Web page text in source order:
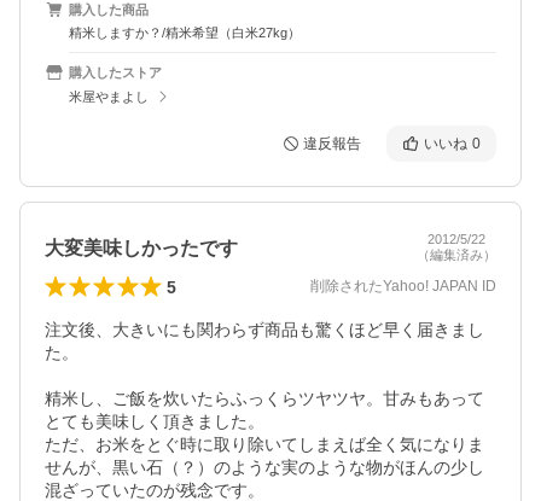
購入した商品
精米しますか？/精米希望（白米27kg）
購入したストア
米屋やまよし
違反報告 いいね 0
大変美味しかったです
2012/5/22
（編集済み）
5 削除されたYahoo! JAPAN ID
注文後、大きいにも関わらず商品も驚くほど早く届きまし
た。
精米し、ご飯を炊いたらふっくらツヤツヤ。甘みもあって
とても美味しく頂きました。
ただ、お米をとぐ時に取り除いてしまえば全く気になりま
せんが、黒い石（？）のような実のような物がほんの少し
混ざっていたのが残念です。